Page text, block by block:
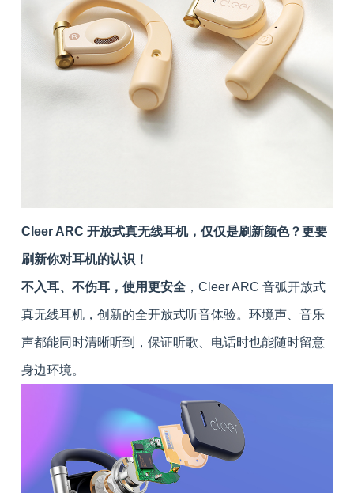
Cleer ARC 开放式真无线耳机，仅仅是刷新颜色？更要
刷新你对耳机的认识！
不入耳、不伤耳，使用更安全 ，Cleer ARC 音弧开放式
真无线耳机，创新的全开放式听音体验。环境声、音乐
声都能同时清晰听到，保证听歌、电话时也能随时留意
身边环境。